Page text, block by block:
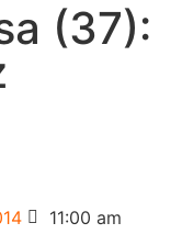
(37):
11:00 am